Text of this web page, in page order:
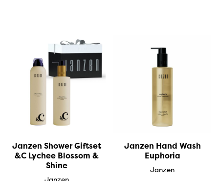
Janzen Shower Giftset
&C Lychee Blossom &
Shine
Janzen Hand Wash
Euphoria
Janzen